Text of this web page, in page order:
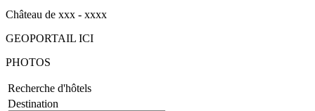
Château de xxx - xxxx
GEOPORTAIL ICI
PHOTOS
Recherche d'hôtels
Destination